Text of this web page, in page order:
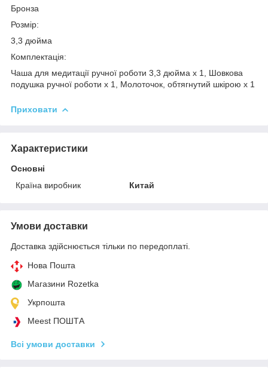
Бронза
Розмір:
3,3 дюйма
Комплектація:
Чаша для медитації ручної роботи 3,3 дюйма x 1, Шовкова
подушка ручної роботи x 1, Молоточок, обтягнутий шкірою x 1
Приховати
Характеристики
Основні
Країна виробник
Китай
Умови доставки
Доставка здійснюється тільки по передоплаті.
Нова Пошта
Магазини Rozetka
Укрпошта
Meest ПОШТА
Всі умови доставки